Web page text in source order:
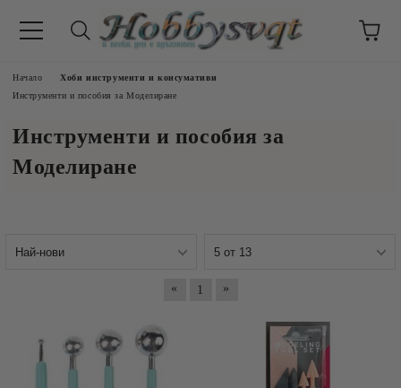
Начало
Хоби инструменти и консумативи
Инструменти и пособия за Моделиране
Инструменти и пособия за
Моделиране
« 1 »